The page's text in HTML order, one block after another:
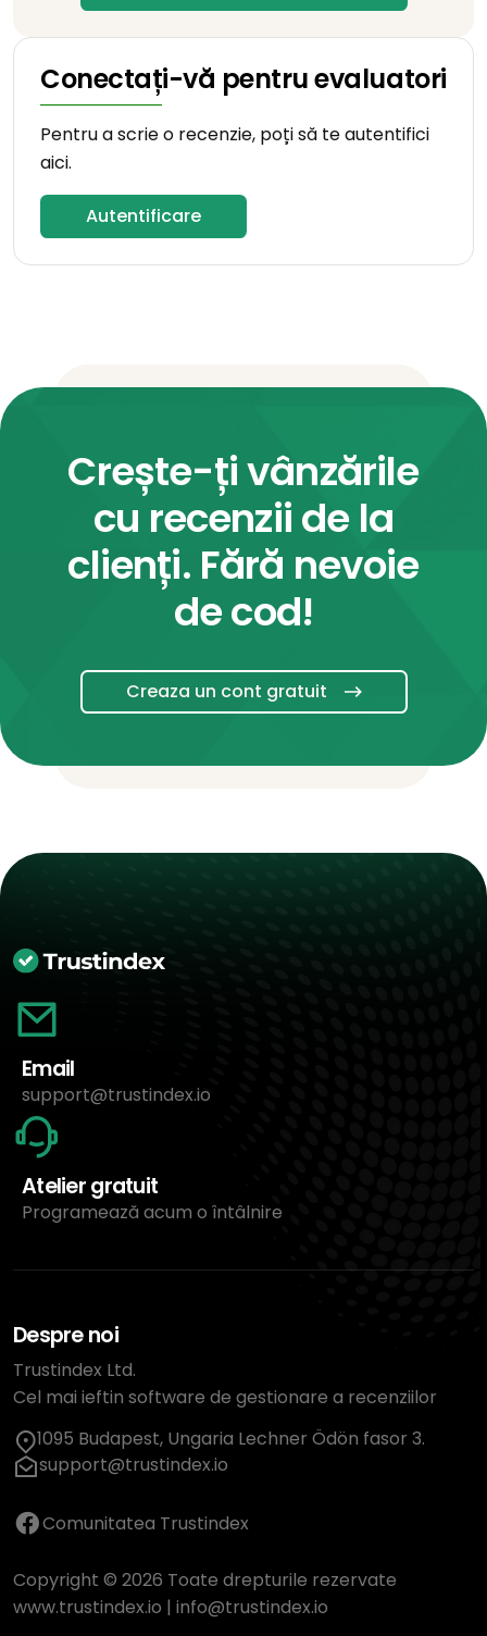
Conectați-vă pentru evaluatori
Pentru a scrie o recenzie, poți să te autentifici
aici.
Autentificare
Crește-ți vânzările
cu recenzii de la
clienți. Fără nevoie
de cod!
Creaza un cont gratuit
Email
support@trustindex.io
Atelier gratuit
Programează acum o întâlnire
Despre noi
Trustindex Ltd.
Cel mai ieftin software de gestionare a recenziilor
1095 Budapest, Ungaria Lechner Ödön fasor 3.
support@trustindex.io
Comunitatea Trustindex
Copyright © 2026 Toate drepturile rezervate
www.trustindex.io | info@trustindex.io